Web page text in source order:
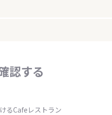
認する
るCafeレストラン